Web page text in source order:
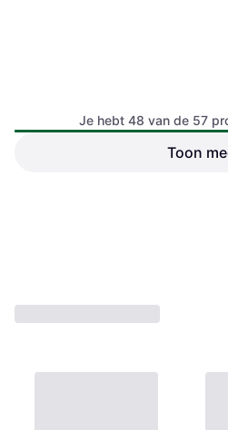
Je hebt 48 van de 57
Toon